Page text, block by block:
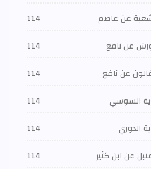
عن عاصم
114
عن نافع
114
عن نافع
114
السوسي
114
الدوري
114
عن ابن كثير
114